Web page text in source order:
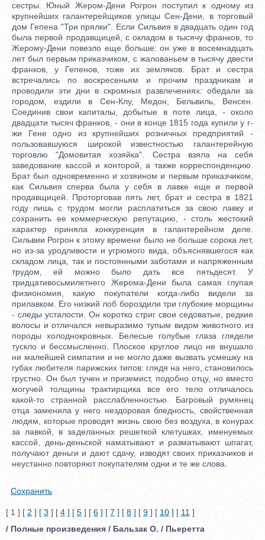
сестры. Юный Жером-Дени Рогрон поступил к одному из
крупнейших галантерейщиков улицы Сен-Дени, в торговый
дом Гепена "Три прялки". Если Сильвия в двадцать один год
была первой продавщицей, с окладом в тысячу франков, то
Жерому-Дени повезло еще больше: он уже в восемнадцать
лет был первым приказчиком, с жалованьем в тысячу двести
франков, у Гепенов, тоже их земляков. Брат и сестра
встречались по воскресеньям и прочим праздникам и
проводили эти дни в скромных развлечениях: обедали за
городом, ездили в Сен-Клу, Медон, Бельвиль, Венсен.
Соединив свои капиталы, добытые в поте лица, - около
двадцати тысяч франков, - они в конце 1815 года купили у г-
жи Гене одно из крупнейших розничных предприятий -
пользовавшуюся широкой известностью галантерейную
торговлю "Домовитая хозяйка". Сестра взяла на себя
заведование кассой и конторой, а также корреспонденцию.
Брат был одновременно и хозяином и первым приказчиком,
как Сильвия сперва была у себя в лавке еще и первой
продавщицей. Проторговав пять лет, брат и сестра в 1821
году лишь с трудом могли расплатиться за свою лавку и
сохранить ее коммерческую репутацию, - столь жестокий
характер приняла конкуренция в галантерейном деле.
Сильвии Рогрон к этому времени было не больше сорока лет,
но из-за уродливости и угрюмого вида, объяснявшегося как
складом лица, так и постоянными заботами и напряженным
трудом, ей можно было дать все пятьдесят. У
тридцативосьмилетнего Жерома-Дени была самая глупая
физиономия, какую покупатели когда-либо видели за
прилавком. Его низкий лоб бороздили три глубокие морщины
- следы усталости. Он коротко стриг свои седоватые, редкие
волосы и отличался невыразимо тупым видом животного из
породы холоднокровных. Белесые голубые глаза глядели
тускло и бессмысленно. Плоское круглое лицо не внушало
ни малейшей симпатии и не могло даже вызвать усмешку на
губах любителя парижских типов: глядя на него, становилось
грустно. Он был тучен и приземист, подобно отцу, но вместо
могучей толщины трактирщика все его тело отличалось
какой-то странной расслабленностью. Багровый румянец
отца заменила у него нездоровая бледность, свойственная
людям, которые проводят жизнь свою без воздуха, в конурах
за лавкой, в заделанных решеткой клетушках, именуемых
кассой, день-деньской наматывают и разматывают шпагат,
получают деньги и дают сдачу, изводят своих приказчиков и
неустанно повторяют покупателям одни и те же слова.
Сохранить
[ 1 ] [ 2 ] [ 3 ] [ 4 ] [ 5 ] [ 6 ] [ 7 ] [ 8 ] [ 9 ] [ 10 ] [ 11 ]
/ Полные произведения / Бальзак О. / Пьеретта